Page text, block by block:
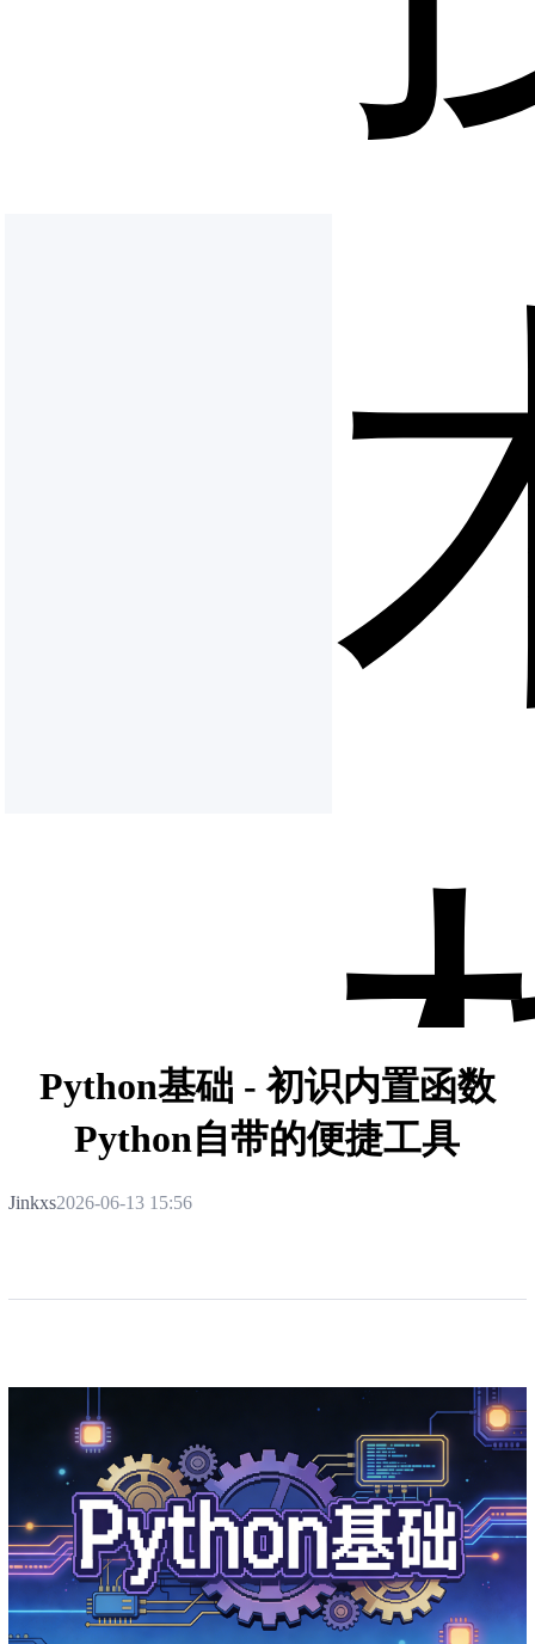
Python基础 - 初识内置函数
Python自带的便捷工具
Jinkxs2026-06-13 15:56